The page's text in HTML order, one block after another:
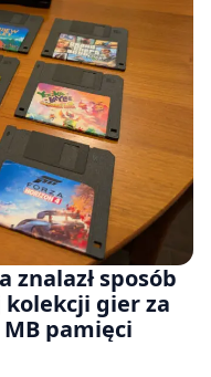
znalazł sposób
gier za
pamięci